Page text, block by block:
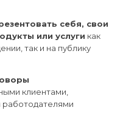
себя, свои
или услуги как
так и на публику
клиентами,
работодателями